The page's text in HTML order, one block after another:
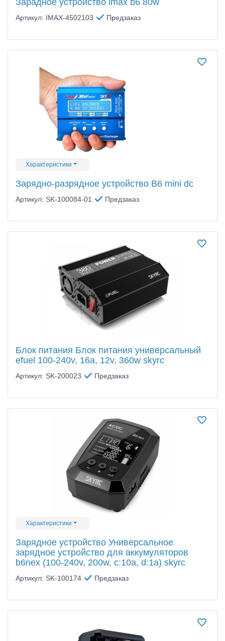
Артикул: IMAX-4502103 Предзаказ
Характеристики
Зарядно-разрядное устройство B6 mini dc
Артикул: SK-100084-01 Предзаказ
Блок питания Блок питания универсальный
efuel 100-240v, 16а, 12v, 360w skyrc
Артикул: SK-200023 Предзаказ
Характеристики
Зарядное устройство Универсальное
зарядное устройство для аккумуляторов
b6nex (100-240v, 200w, c:10a, d:1а) skyrc
Артикул: SK-100174 Предзаказ